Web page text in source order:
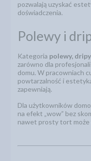
pozwalają uzyskać
doświadczenia.
Polewy i
Kategoria polewy,
zarówno dla
domu. W pracowniach
powtarzalność i
zapewniają.
Dla użytkowników
na efekt „wow” bez
nawet prosty tort może